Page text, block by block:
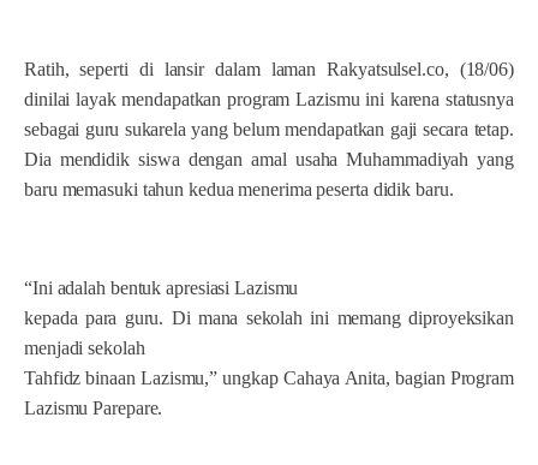
Ratih, seperti di lansir dalam laman Rakyatsulsel.co, (18/06)
dinilai layak mendapatkan program Lazismu ini karena statusnya
sebagai guru sukarela yang belum mendapatkan gaji secara tetap.
Dia mendidik siswa dengan amal usaha Muhammadiyah yang
baru memasuki tahun kedua menerima peserta didik baru.
“Ini adalah bentuk apresiasi Lazismu
kepada para guru. Di mana sekolah ini memang diproyeksikan
menjadi sekolah
Tahfidz binaan Lazismu,” ungkap Cahaya Anita, bagian Program
Lazismu Parepare.